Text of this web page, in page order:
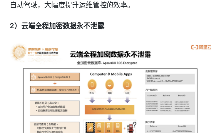
自动驾驶，大幅度提升运维管控的效率。
2）云端全程加密数据永不泄露